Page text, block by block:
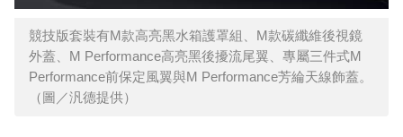
競技版套裝有M款高亮黑水箱護罩組、M款碳纖維後視鏡
外蓋、M Performance高亮黑後擾流尾翼、專屬三件式M
Performance前保定風翼與M Performance芳綸天線飾蓋。
（圖／汎德提供）